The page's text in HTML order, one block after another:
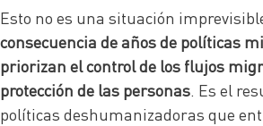
Esto no es una situación
consecuencia de años de políticas
priorizan el control de los flujos
protección de las personas. Es el
políticas deshumanizadoras que